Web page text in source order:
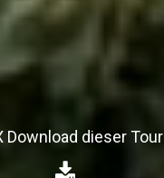
Download dieser Tour